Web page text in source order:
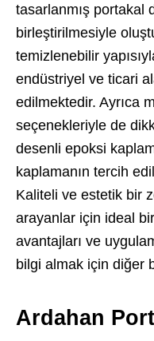
tasarlanmış portakal
birleştirilmesiyle
temizlenebilir
endüstriyel ve ticari
edilmektedir. Ayrıca
seçenekleriyle de
desenli epoksi
kaplamanın tercih
Kaliteli ve estetik bir
arayanlar için ideal
avantajları ve
bilgi almak için diğer
Ardahan